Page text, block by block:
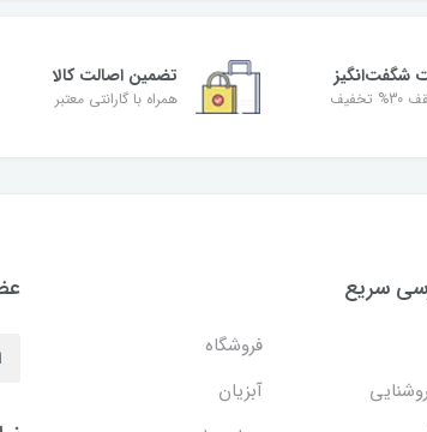
شگفت‌انگیز
تخفیف
تضمین اصالت کالا
همراه با گارانتی معتبر
سریع
فروشگاه
آبزیان